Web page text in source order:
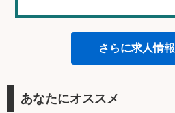
さらに求人情
あなたにオススメ